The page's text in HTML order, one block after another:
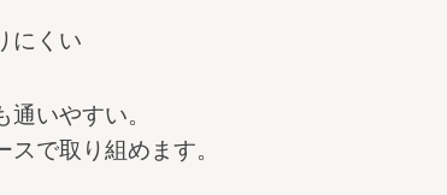
にくい
いやすい。
で取り組めます。